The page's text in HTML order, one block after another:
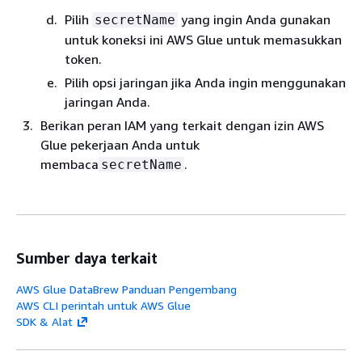
Pilih secretName yang ingin Anda gunakan
untuk koneksi ini AWS Glue untuk memasukkan
token.
Pilih opsi jaringan jika Anda ingin menggunakan
jaringan Anda.
Berikan peran IAM yang terkait dengan izin AWS
Glue pekerjaan Anda untuk
membaca secretName .
Sumber daya terkait
AWS Glue DataBrew Panduan Pengembang
AWS CLI perintah untuk AWS Glue
SDK & Alat